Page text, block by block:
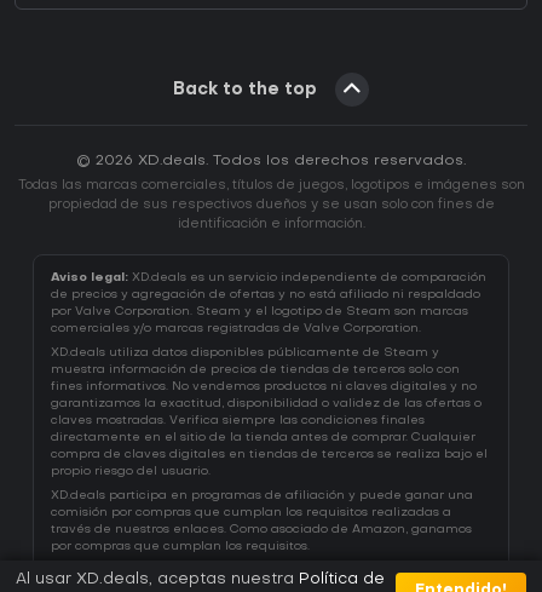
Back to the top
© 2026 XD.deals. Todos los derechos reservados.
Todas las marcas comerciales, títulos de juegos, logotipos e imágenes son
propiedad de sus respectivos dueños y se usan solo con fines de
identificación e información.
Aviso legal: XD.deals es un servicio independiente de comparación
de precios y agregación de ofertas y no está afiliado ni respaldado
por Valve Corporation. Steam y el logotipo de Steam son marcas
comerciales y/o marcas registradas de Valve Corporation.
XD.deals utiliza datos disponibles públicamente de Steam y
muestra información de precios de tiendas de terceros solo con
fines informativos. No vendemos productos ni claves digitales y no
garantizamos la exactitud, disponibilidad o validez de las ofertas o
claves mostradas. Verifica siempre las condiciones finales
directamente en el sitio de la tienda antes de comprar. Cualquier
compra de claves digitales en tiendas de terceros se realiza bajo el
propio riesgo del usuario.
XD.deals participa en programas de afiliación y puede ganar una
comisión por compras que cumplan los requisitos realizadas a
través de nuestros enlaces. Como asociado de Amazon, ganamos
por compras que cumplan los requisitos.
Al usar XD.deals, aceptas nuestra Política de